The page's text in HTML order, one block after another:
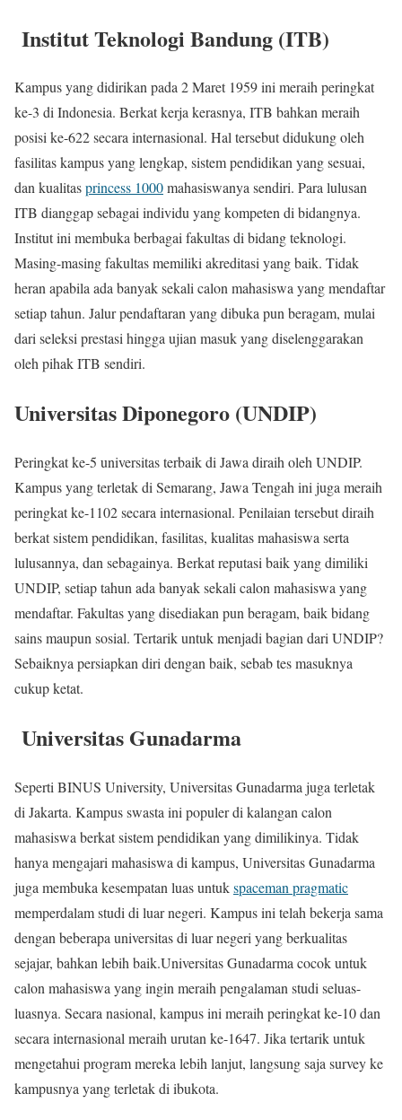
Institut Teknologi Bandung (ITB)
Kampus yang didirikan pada 2 Maret 1959 ini meraih peringkat
ke-3 di Indonesia. Berkat kerja kerasnya, ITB bahkan meraih
posisi ke-622 secara internasional. Hal tersebut didukung oleh
fasilitas kampus yang lengkap, sistem pendidikan yang sesuai,
dan kualitasprincess 1000mahasiswanya sendiri. Para lulusan
ITB dianggap sebagai individu yang kompeten di bidangnya.
Institut ini membuka berbagai fakultas di bidang teknologi.
Masing-masing fakultas memiliki akreditasi yang baik. Tidak
heran apabila ada banyak sekali calon mahasiswa yang mendaftar
setiap tahun. Jalur pendaftaran yang dibuka pun beragam, mulai
dari seleksi prestasi hingga ujian masuk yang diselenggarakan
oleh pihak ITB sendiri.
Universitas Diponegoro (UNDIP)
Peringkat ke-5 universitas terbaik di Jawa diraih oleh UNDIP.
Kampus yang terletak di Semarang, Jawa Tengah ini juga meraih
peringkat ke-1102 secara internasional. Penilaian tersebut diraih
berkat sistem pendidikan, fasilitas, kualitas mahasiswa serta
lulusannya, dan sebagainya. Berkat reputasi baik yang dimiliki
UNDIP, setiap tahun ada banyak sekali calon mahasiswa yang
mendaftar. Fakultas yang disediakan pun beragam, baik bidang
sains maupun sosial. Tertarik untuk menjadi bagian dari UNDIP?
Sebaiknya persiapkan diri dengan baik, sebab tes masuknya
cukup ketat.
Universitas Gunadarma
Seperti BINUS University, Universitas Gunadarma juga terletak
di Jakarta. Kampus swasta ini populer di kalangan calon
mahasiswa berkat sistem pendidikan yang dimilikinya. Tidak
hanya mengajari mahasiswa di kampus, Universitas Gunadarma
juga membuka kesempatan luas untukspaceman pragmatic
memperdalam studi di luar negeri. Kampus ini telah bekerja sama
dengan beberapa universitas di luar negeri yang berkualitas
sejajar, bahkan lebih baik.Universitas Gunadarma cocok untuk
calon mahasiswa yang ingin meraih pengalaman studi seluas-
luasnya. Secara nasional, kampus ini meraih peringkat ke-10 dan
secara internasional meraih urutan ke-1647. Jika tertarik untuk
mengetahui program mereka lebih lanjut, langsung saja survey ke
kampusnya yang terletak di ibukota.